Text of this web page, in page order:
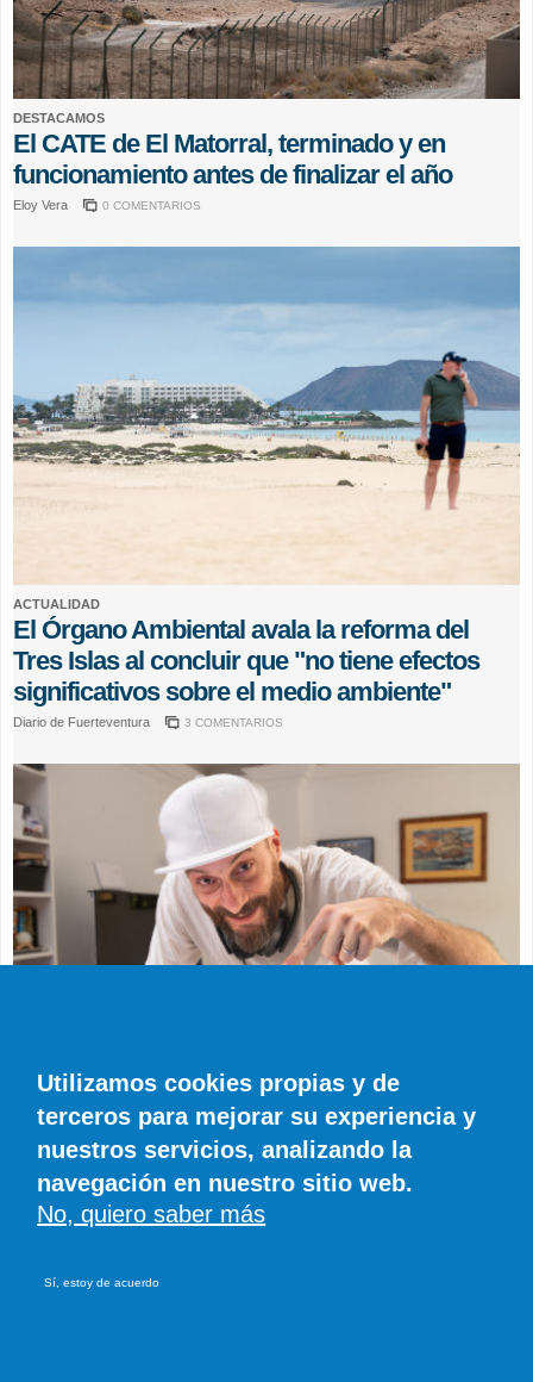
DESTACAMOS
El CATE de El Matorral, terminado y en
funcionamiento antes de finalizar el año
Eloy Vera 0 COMENTARIOS
ACTUALIDAD
El Órgano Ambiental avala la reforma del
Tres Islas al concluir que "no tiene efectos
significativos sobre el medio ambiente"
Diario de Fuerteventura 3 COMENTARIOS
DESTACAMOS
Chk, leyenda de los platos: “Hay muchos DJs
que se basan en su imagen”
M. Riveiro 0 COMENTARIOS
El majorero Manuel Moreno analiza con ironía el fenómeno de los
Utilizamos cookies propias y de
terceros para mejorar su experiencia y
nuestros servicios, analizando la
navegación en nuestro sitio web.
No, quiero saber más
Sí, estoy de acuerdo